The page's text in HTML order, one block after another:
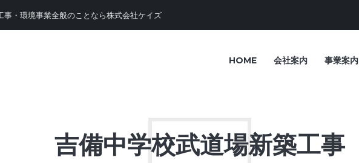
・環境事業全般のことなら株式会社ケイズ
HOME 会社案内 事業案内
吉備中学校武道場新築工事